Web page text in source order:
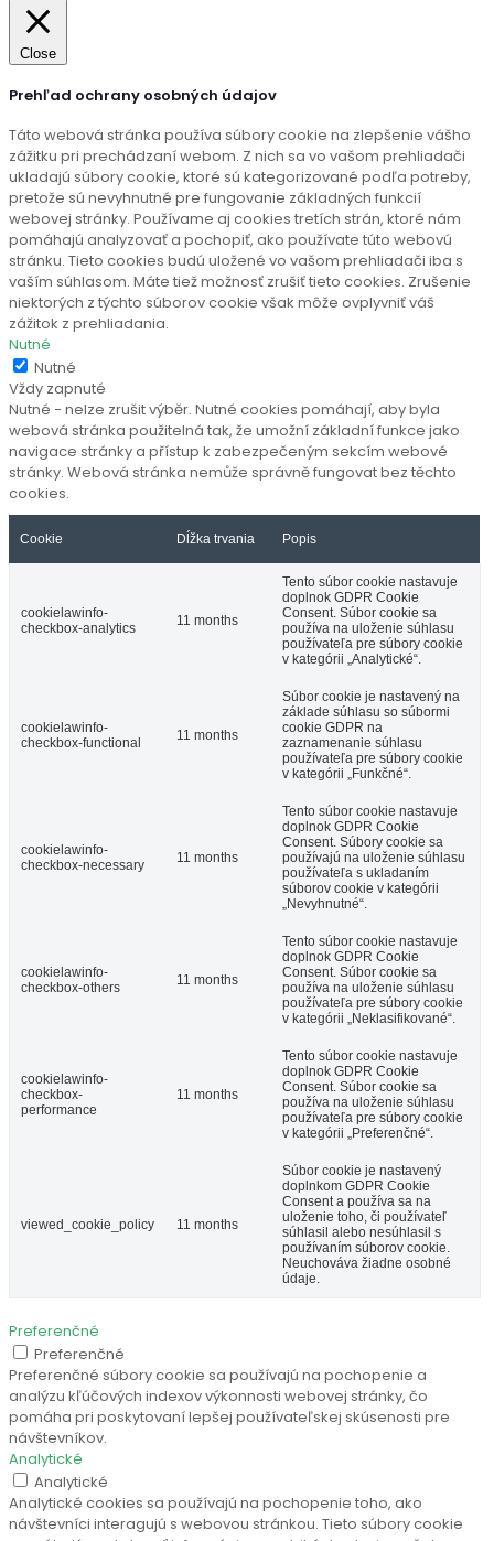
Close
Prehľad ochrany osobných údajov
Táto webová stránka používa súbory cookie na zlepšenie vášho
zážitku pri prechádzaní webom. Z nich sa vo vašom prehliadači
ukladajú súbory cookie, ktoré sú kategorizované podľa potreby,
pretože sú nevyhnutné pre fungovanie základných funkcií
webovej stránky. Používame aj cookies tretích strán, ktoré nám
pomáhajú analyzovať a pochopiť, ako používate túto webovú
stránku. Tieto cookies budú uložené vo vašom prehliadači iba s
vaším súhlasom. Máte tiež možnosť zrušiť tieto cookies. Zrušenie
niektorých z týchto súborov cookie však môže ovplyvniť váš
zážitok z prehliadania.
Nutné
Nutné
Vždy zapnuté
Nutné - nelze zrušit výběr. Nutné cookies pomáhají, aby byla
webová stránka použitelná tak, že umožní základní funkce jako
navigace stránky a přístup k zabezpečeným sekcím webové
stránky. Webová stránka nemůže správně fungovat bez těchto
cookies.
Cookie Dĺžka trvania Popis
cookielawinfo-
checkbox-analytics
11 months
Tento súbor cookie nastavuje
doplnok GDPR Cookie
Consent. Súbor cookie sa
používa na uloženie súhlasu
používateľa pre súbory cookie
v kategórii „Analytické“.
cookielawinfo-
checkbox-functional
11 months
Súbor cookie je nastavený na
základe súhlasu so súbormi
cookie GDPR na
zaznamenanie súhlasu
používateľa pre súbory cookie
v kategórii „Funkčné“.
cookielawinfo-
checkbox-necessary
11 months
Tento súbor cookie nastavuje
doplnok GDPR Cookie
Consent. Súbory cookie sa
používajú na uloženie súhlasu
používateľa s ukladaním
súborov cookie v kategórii
„Nevyhnutné“.
cookielawinfo-
checkbox-others
11 months
Tento súbor cookie nastavuje
doplnok GDPR Cookie
Consent. Súbor cookie sa
používa na uloženie súhlasu
používateľa pre súbory cookie
v kategórii „Neklasifikované“.
cookielawinfo-
checkbox-
performance
11 months
Tento súbor cookie nastavuje
doplnok GDPR Cookie
Consent. Súbor cookie sa
používa na uloženie súhlasu
používateľa pre súbory cookie
v kategórii „Preferenčné“.
viewed_cookie_policy 11 months
Súbor cookie je nastavený
doplnkom GDPR Cookie
Consent a používa sa na
uloženie toho, či používateľ
súhlasil alebo nesúhlasil s
používaním súborov cookie.
Neuchováva žiadne osobné
údaje.
Preferenčné
Preferenčné
Preferenčné súbory cookie sa používajú na pochopenie a
analýzu kľúčových indexov výkonnosti webovej stránky, čo
pomáha pri poskytovaní lepšej používateľskej skúsenosti pre
návštevníkov.
Analytické
Analytické
Analytické cookies sa používajú na pochopenie toho, ako
návštevníci interagujú s webovou stránkou. Tieto súbory cookie